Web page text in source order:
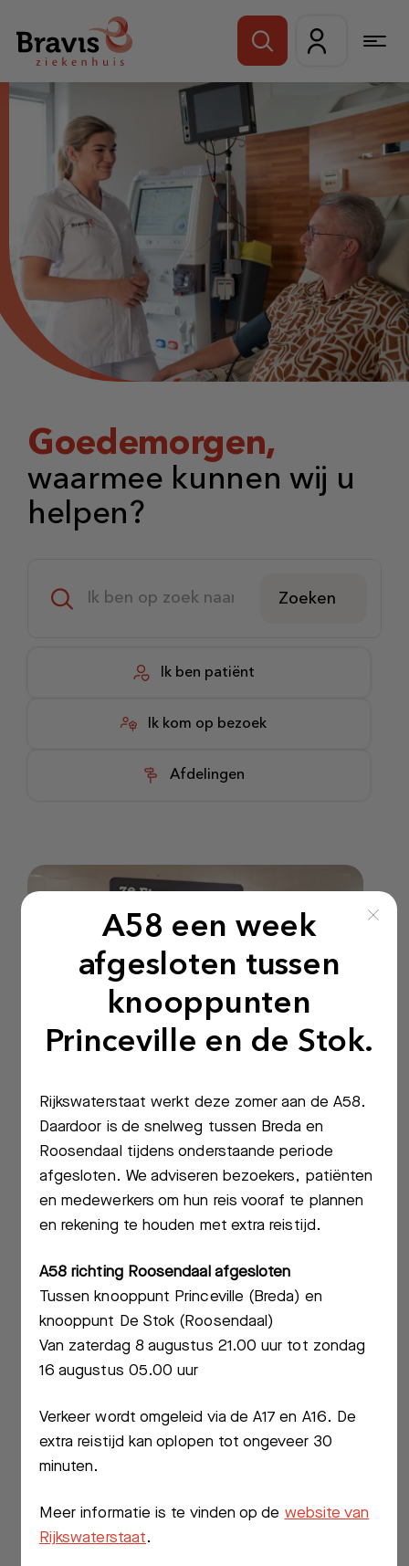
Zoeken
Afspraak maken
Afdelingen
Goedemorgen,
waarmee kunnen wij u
helpen?
Zoeken
Ik ben patiënt
Ik kom op bezoek
Afdelingen
Samen word je beter
samen met u welke zorg het beste
bij u past. Uw gezondheid en welzijn
staan daarbij voorop. Wij zijn
betrokken en denken met u mee.
U vindt het Bravis ziekenhuis in
Ook kunt u terecht bij Polikliniek
Etten-Leur, opdiverse Bravispunten
en soms zelfs thuis. Zo bieden wij
als het moet.
A58 een week
afgesloten tussen
knooppunten
Princeville en de Stok.
Rijkswaterstaat werkt deze zomer aan de A58.
Daardoor is de snelweg tussen Breda en
Roosendaal tijdens onderstaande periode
afgesloten. We adviseren bezoekers, patiënten
en medewerkers om hun reis vooraf te plannen
en rekening te houden met extra reistijd.
A58 richting Roosendaal afgesloten
Tussen knooppunt Princeville (Breda) en
knooppunt De Stok (Roosendaal)
Van zaterdag 8 augustus 21.00 uur tot zondag
16 augustus 05.00 uur
Verkeer wordt omgeleid via de A17 en A16. De
extra reistijd kan oplopen tot ongeveer 30
minuten.
Meer informatie is te vinden op de website van
Rijkswaterstaat.